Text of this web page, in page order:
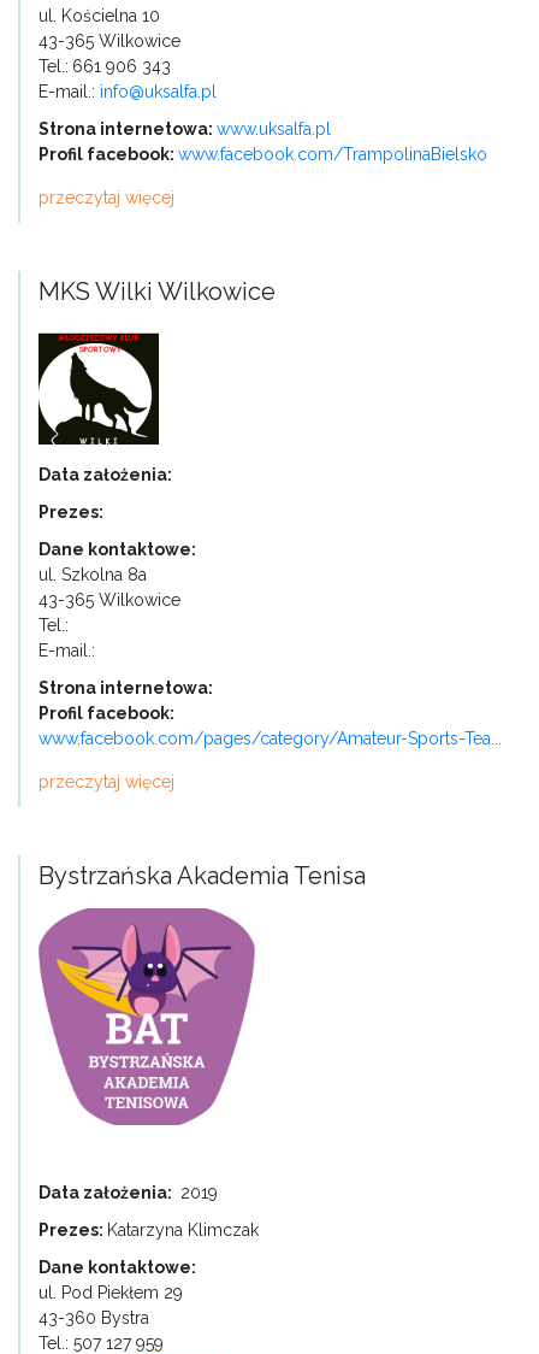
ul. Kościelna 10
43-365 Wilkowice
Tel.: 661 906 343
E-mail.: info@uksalfa.pl
Strona internetowa: www.uksalfa.pl
Profil facebook: www.facebook.com/TrampolinaBielsko
przeczytaj więcej
MKS Wilki Wilkowice
Data założenia:
Prezes:
Dane kontaktowe:
ul. Szkolna 8a
43-365 Wilkowice
Tel.:
E-mail.:
Strona internetowa:
Profil facebook:
www.facebook.com/pages/category/Amateur-Sports-Tea...
przeczytaj więcej
Bystrzańska Akademia Tenisa
Data założenia: 2019
Prezes: Katarzyna Klimczak
Dane kontaktowe:
ul. Pod Piekłem 29
43-360 Bystra
Tel.: 507 127 959